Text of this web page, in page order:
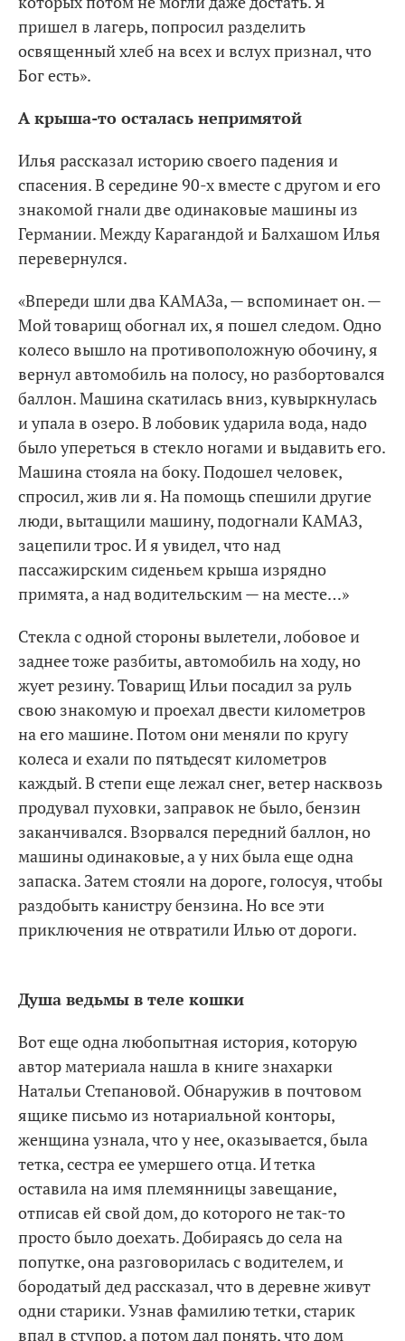
пришел в лагерь, попросил разделить
освященный хлеб на всех и вслух признал, что
Бог есть».
А крыша-то осталась непримятой
Илья рассказал историю своего падения и
спасения. В середине 90-х вместе с другом и его
знакомой гнали две одинаковые машины из
Германии. Между Карагандой и Балхашом Илья
перевернулся.
«Впереди шли два КАМАЗа, — вспоминает он. —
Мой товарищ обогнал их, я пошел следом. Одно
колесо вышло на противоположную обочину, я
вернул автомобиль на полосу, но разбортовался
баллон. Машина скатилась вниз, кувыркнулась
и упала в озеро. В лобовик ударила вода, надо
было упереться в стекло ногами и выдавить его.
Машина стояла на боку. Подошел человек,
спросил, жив ли я. На помощь спешили другие
люди, вытащили машину, подогнали КАМАЗ,
зацепили трос. И я увидел, что над
пассажирским сиденьем крыша изрядно
примята, а над водительским — на месте…»
Стекла с одной стороны вылетели, лобовое и
заднее тоже разбиты, автомобиль на ходу, но
жует резину. Товарищ Ильи посадил за руль
свою знакомую и проехал двести километров
на его машине. Потом они меняли по кругу
колеса и ехали по пятьдесят километров
каждый. В степи еще лежал снег, ветер насквозь
продувал пуховки, заправок не было, бензин
заканчивался. Взорвался передний баллон, но
машины одинаковые, а у них была еще одна
запаска. Затем стояли на дороге, голосуя, чтобы
раздобыть канистру бензина. Но все эти
приключения не отвратили Илью от дороги.
Душа ведьмы в теле кошки
Вот еще одна любопытная история, которую
автор материала нашла в книге знахарки
Натальи Степановой. Обнаружив в почтовом
ящике письмо из нотариальной конторы,
женщина узнала, что у нее, оказывается, была
тетка, сестра ее умершего отца. И тетка
оставила на имя племянницы завещание,
отписав ей свой дом, до которого не так-то
просто было доехать. Добираясь до села на
попутке, она разговорилась с водителем, и
бородатый дед рассказал, что в деревне живут
одни старики. Узнав фамилию тетки, старик
впал в ступор, а потом дал понять, что дом